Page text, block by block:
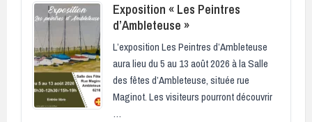
Exposition « Les Peintres
d’Ambleteuse »
L’exposition Les Peintres d’Ambleteuse
aura lieu du 5 au 13 août 2026 à la Salle
des fêtes d’Ambleteuse, située rue
Maginot. Les visiteurs pourront découvrir
…